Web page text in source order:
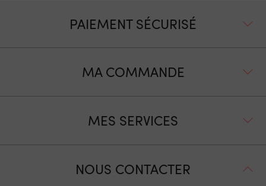
PAIEMENT SÉCURISÉ
MA COMMANDE
MES SERVICES
NOUS CONTACTER